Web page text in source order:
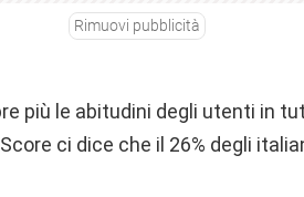
Rimuovi pubblicità
più le abitudini degli utenti in
ci dice che il 26% degli